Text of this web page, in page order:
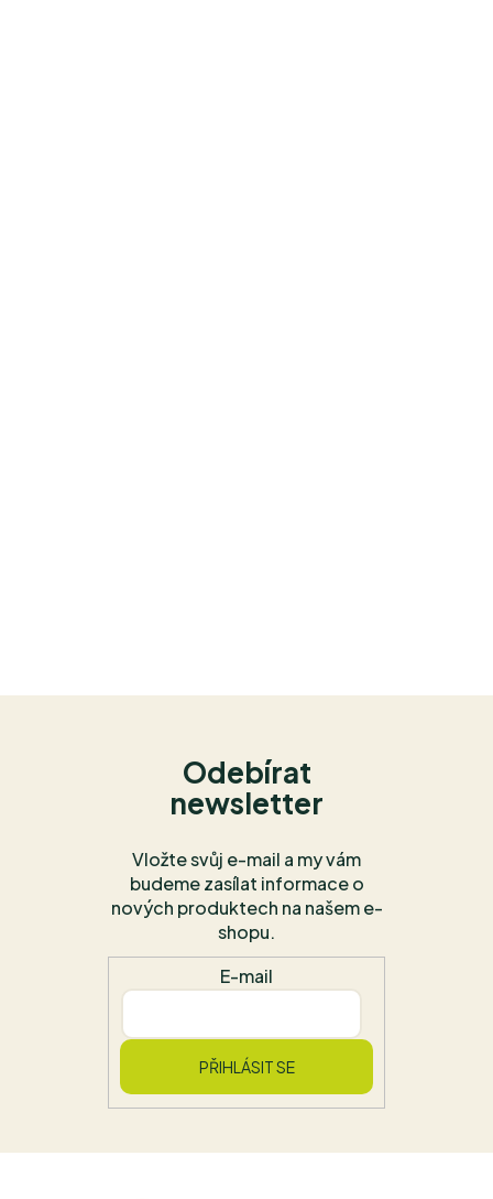
Odebírat
newsletter
Vložte svůj e-mail a my vám
budeme zasílat informace o
nových produktech na našem e-
shopu.
E-mail
PŘIHLÁSIT SE